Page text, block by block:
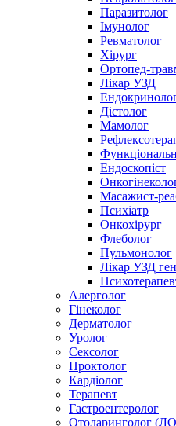
Паразитолог
Імунолог
Ревматолог
Хірург
Ортопед-
Лікар УЗД
Дієтолог
Мамолог
Ендоскопіст
Масажист-
Психіатр
Онкохірург
Флеболог
Пульмонолог
Лікар УЗД
Алерголог
Гінеколог
Дерматолог
Уролог
Сексолог
Проктолог
Кардіолог
Терапевт
Гастроентеролог
Отоларинголог